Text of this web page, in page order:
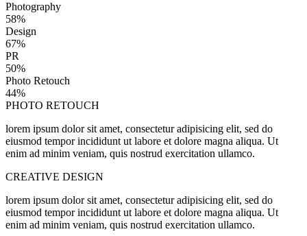
Photography
58%
Design
67%
PR
50%
Photo Retouch
44%
PHOTO RETOUCH
lorem ipsum dolor sit amet, consectetur adipisicing elit, sed do
eiusmod tempor incididunt ut labore et dolore magna aliqua. Ut
enim ad minim veniam, quis nostrud exercitation ullamco.
CREATIVE DESIGN
lorem ipsum dolor sit amet, consectetur adipisicing elit, sed do
eiusmod tempor incididunt ut labore et dolore magna aliqua. Ut
enim ad minim veniam, quis nostrud exercitation ullamco.